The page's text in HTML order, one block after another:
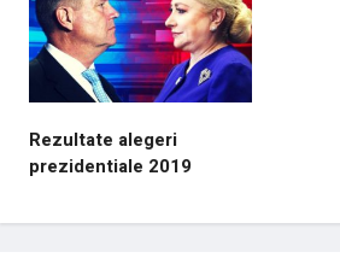
Rezultate alegeri
prezidentiale 2019